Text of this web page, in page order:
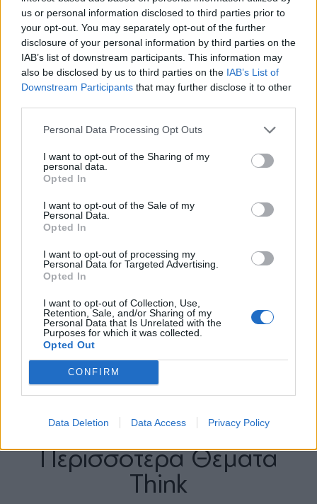
us or personal information disclosed to third parties prior to
your opt-out. You may separately opt-out of the further
disclosure of your personal information by third parties on the
IAB’s list of downstream participants. This information may
also be disclosed by us to third parties on the IAB’s List of
Downstream Participants that may further disclose it to other
Personal Data Processing Opt Outs
I want to opt-out of the Sharing of my
personal data.
Opted In
I want to opt-out of the Sale of my
Personal Data.
Opted In
I want to opt-out of processing my
Personal Data for Targeted Advertising.
Opted In
I want to opt-out of Collection, Use,
Retention, Sale, and/or Sharing of my
Personal Data that Is Unrelated with the
Purposes for which it was collected.
Opted Out
CONFIRM
Data Deletion Data Access Privacy Policy
Ακολουθήστε το Pink.gr και στοInstagram
ΔΙΑΦΗΜΙΣΗ
Περισσότερα Θέματα
Think